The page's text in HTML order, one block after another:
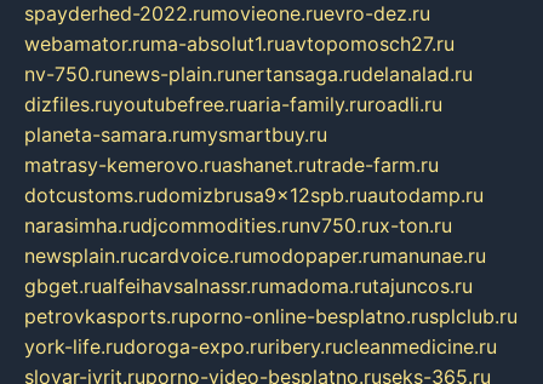
spayderhed-2022.rumovieone.ruevro-dez.ru
webamator.ruma-absolut1.ruavtopomosch27.ru
nv-750.runews-plain.runertansaga.rudelanalad.ru
dizfiles.ruyoutubefree.ruaria-family.ruroadli.ru
planeta-samara.rumysmartbuy.ru
matrasy-kemerovo.ruashanet.rutrade-farm.ru
dotcustoms.rudomizbrusa9x12spb.ruautodamp.ru
narasimha.rudjcommodities.runv750.rux-ton.ru
newsplain.rucardvoice.rumodopaper.rumanunae.ru
gbget.rualfeihavsalnassr.rumadoma.rutajuncos.ru
petrovkasports.ruporno-online-besplatno.rusplclub.ru
york-life.rudoroga-expo.ruribery.rucleanmedicine.ru
slovar-ivrit.ruporno-video-besplatno.ruseks-365.ru